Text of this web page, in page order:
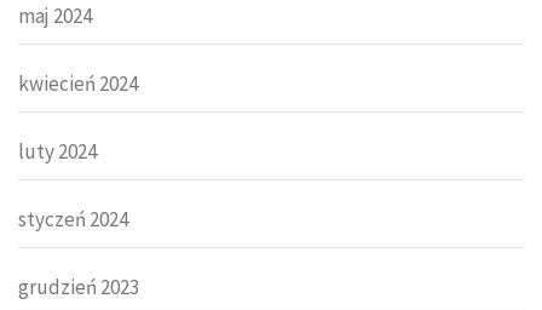
maj 2024
kwiecień 2024
luty 2024
styczeń 2024
grudzień 2023